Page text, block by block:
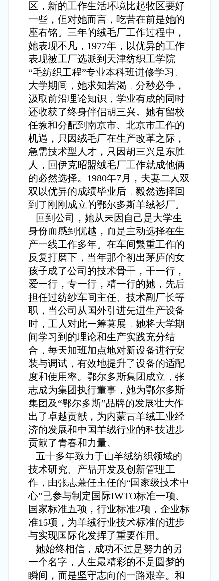
区，新的工作生活环境比起牧区要好
一些，但对她而言，吃苦在前是她的
座右铭。三年的绒毛厂工作过程中，
她表现不凡，1977年，以优异的工作
表现被工厂选派到天津纺织工学院
“毛纺织工程”专业本科班进修学习。
大学期间，她求知若渴，分秒必争，
汲取前沿理论知识，学业有成的同时
还收获了终身伴侣胡三兴。她有留校
任教和分配到南京市、北京市工作的
机遇，只因绒毛厂在生产改革之际，
急需技术型人才，只因胡三兴是东胜
人，回伊克昭盟绒毛厂工作就成他俩
的必然选择。1980年7月，夫妻二人双
双以优异的成绩毕业后，毅然选择回
到了刚刚成立的鄂尔多斯羊绒衫厂。
回到公司，她从未因自己是大学生
身份而感到优越，而是主动选择在生
产一线工作多年。在车间繁重工作的
反复打磨下，当年那个初出茅庐的女
孩子成了公司的技术骨干，干一行，
爱一行，专一行，精一行的她，先后
担任过纺纱车间主任、技术副厂长等
职，当公司从国外引进先进生产设备
时，工人对此一筹莫展，她将大学期
间学习到的理论和生产实践充分结
合，每天加班加点地对新设备进行安
装与调试，有效地提升了设备的适配
度和使用率。鄂尔多斯集团成立，张
志成为集团执行董事，她为鄂尔多斯
集团及“鄂尔多斯”品牌的发展壮大作
出了卓越贡献，为内蒙古羊绒工业经
济的发展和中国羊绒行业的科技进步
贡献了青春和力量。
五十多年致力于山羊绒纺织领域的
技术研究、产品开发及创新管理工
作，由张志兼任主任的“国家级技术中
心”已参与制定国际IWTO标准一项、
国家标准五项，行业标准2项，企业标
准16项，为羊绒行业技术标准的进步
与实现国际化发挥了重要作用。
她始终相信，成功不过是努力的另
一个名字，人生最精彩的不是圆梦的
瞬间，而是坚守志向的一路艰辛。和